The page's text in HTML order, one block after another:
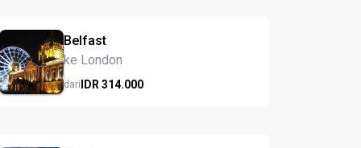
Belfast
ke London
dariIDR314.000